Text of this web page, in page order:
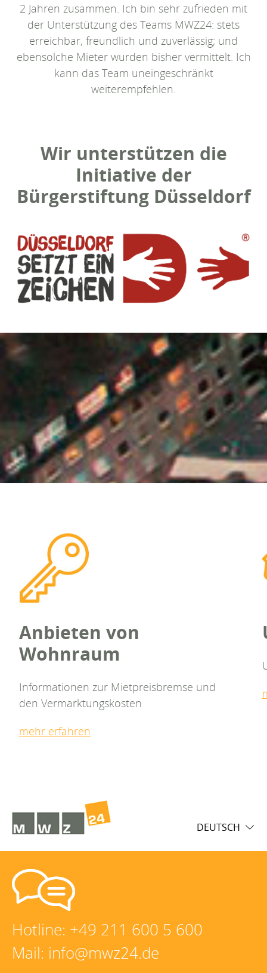
2 Jahren zusammen. Ich bin sehr zufrieden mit
der Unterstützung des Teams MWZ24: stets
erreichbar, freundlich und zuverlässig; und
ebensolche Mieter wurden bisher vermittelt. Ich
kann das Team uneingeschränkt
weiterempfehlen.
Wir unterstützen die
Initiative der
Bürgerstiftung Düsseldorf
Anbieten von
Wohnraum
Informationen zur Mietpreisbremse und
den Vermarktungskosten
mehr erfahren
DEUTSCH
Hotline: +49 211 600 5 600
Mail: info@mwz24.de